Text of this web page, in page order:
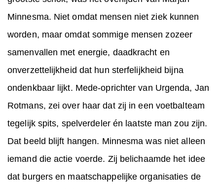
Minnesma. Niet omdat mensen niet ziek kunnen
worden, maar omdat sommige mensen zozeer
samenvallen met energie, daadkracht en
onverzettelijkheid dat hun sterfelijkheid bijna
ondenkbaar lijkt. Mede-oprichter van Urgenda, Jan
Rotmans, zei over haar dat zij in een voetbalteam
tegelijk spits, spelverdeler én laatste man zou zijn.
Dat beeld blijft hangen. Minnesma was niet alleen
iemand die actie voerde. Zij belichaamde het idee
dat burgers en maatschappelijke organisaties de